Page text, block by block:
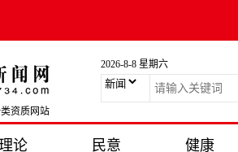
资质网站
2026-8-8 星期六
论 民意 健康